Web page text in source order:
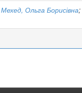
Мехед, Ольга Борисівна;